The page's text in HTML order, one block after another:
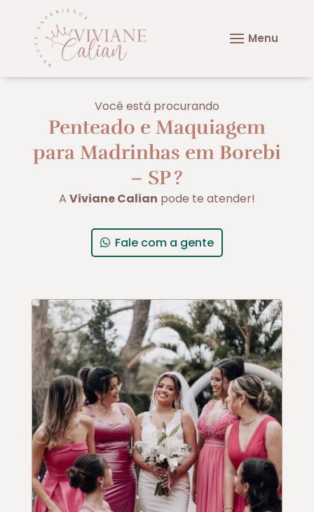
Você está procurando
Penteado e Maquiagem
para Madrinhas em Borebi
– SP?
A Viviane Calian pode te atender!
Fale com a gente